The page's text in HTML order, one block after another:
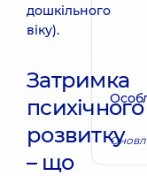
дошкільного
віку).
Затримка
психічного
розвитку
– що